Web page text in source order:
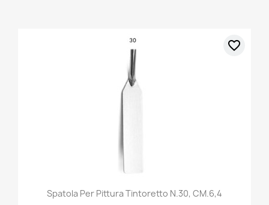
Spatola Per Pittura Tintoretto N.30, CM.6,4
favorite_border